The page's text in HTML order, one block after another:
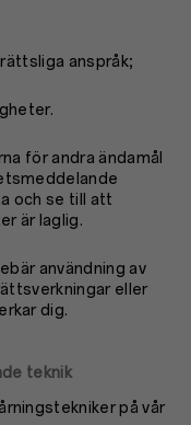
anspråk;
för andra ändamål
och se till att
är laglig.
användning av
eller
dig.
teknik
på vår